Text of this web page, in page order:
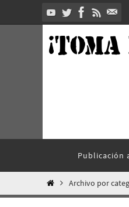
al
contenido
Publicación
InicioArchivo por